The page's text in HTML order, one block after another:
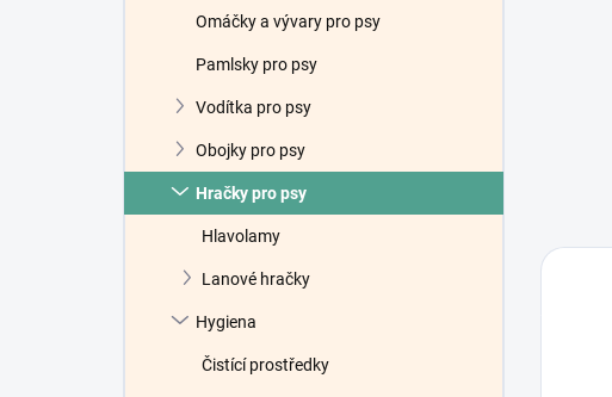
Omáčky a vývary pro psy
Pamlsky pro psy
Vodítka pro psy
Obojky pro psy
Hračky pro psy
Hlavolamy
Lanové hračky
Hygiena
Čistící prostředky